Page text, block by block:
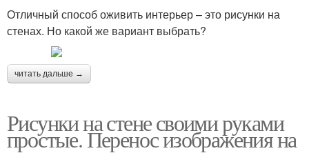
Отличный способ оживить интерьер – это рисунки на
стенах. Но какой же вариант выбрать?
читать дальше →
Рисунки на стене своими руками
простые. Перенос изображения на